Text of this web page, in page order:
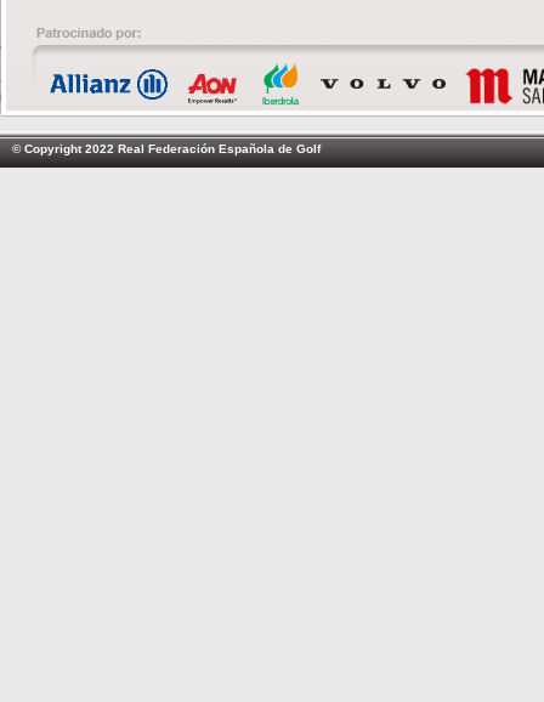
© Copyright 2022 Real Federación Española de Golf